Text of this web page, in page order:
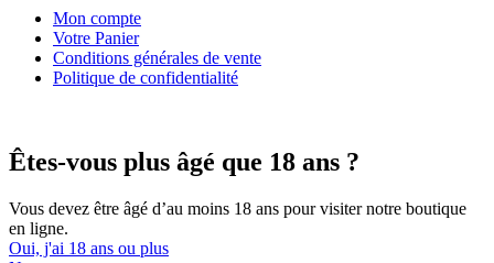
Mon compte
Votre Panier
Conditions générales de vente
Politique de confidentialité
Êtes-vous plus âgé que 18 ans ?
Vous devez être âgé d’au moins 18 ans pour visiter notre boutique
en ligne.
Oui, j'ai 18 ans ou plus